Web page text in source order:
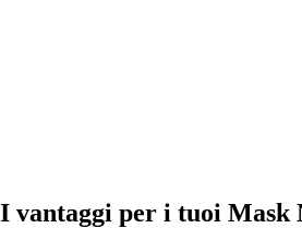
I vantaggi per i tuoi Mask